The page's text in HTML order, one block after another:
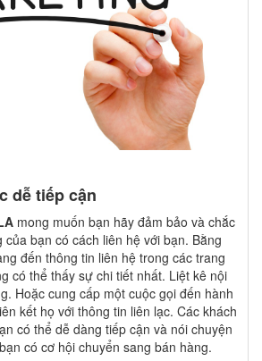
dễ tiếp cận
mong muốn bạn hãy đảm bảo và chắc
bạn có cách liên hệ với bạn. Bằng
đến thông tin liên hệ trong các trang
có thể thấy sự chi tiết nhất. Liệt kê nội
Hoặc cung cấp một cuộc gọi đến hành
kết họ với thông tin liên lạc. Các khách
có thể dễ dàng tiếp cận và nói chuyện
có cơ hội chuyển sang bán hàng.